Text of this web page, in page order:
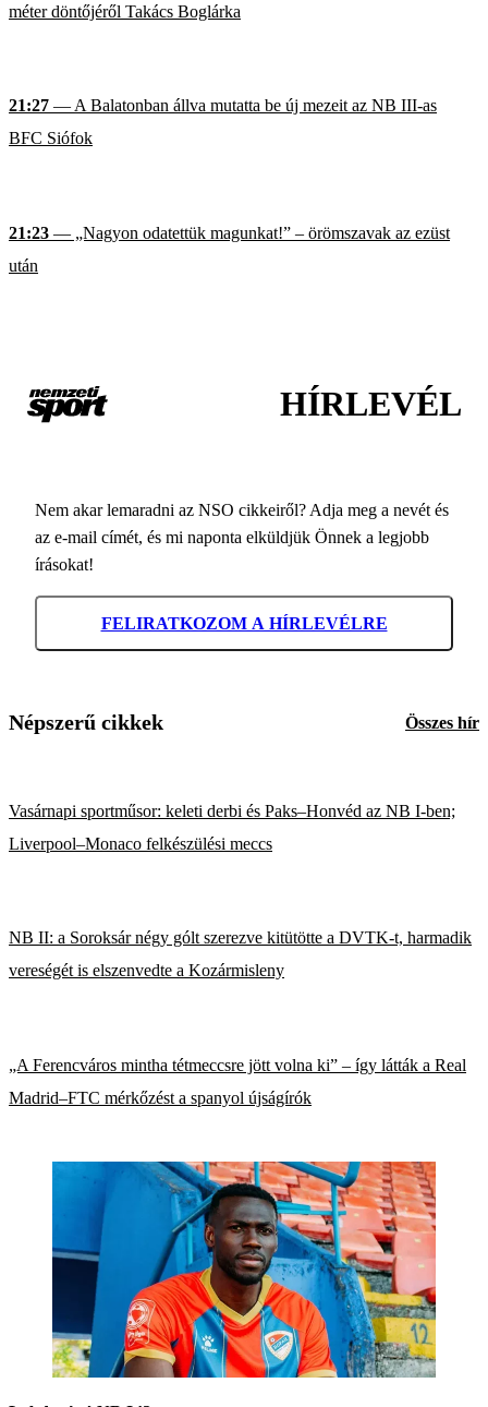
méter döntőjéről Takács Boglárka
21:27 — A Balatonban állva mutatta be új mezeit az NB III-as
BFC Siófok
21:23 — „Nagyon odatettük magunkat!” – örömszavak az ezüst
után
HÍRLEVÉL
Nem akar lemaradni az NSO cikkeiről? Adja meg a nevét és
az e-mail címét, és mi naponta elküldjük Önnek a legjobb
írásokat!
FELIRATKOZOM A HÍRLEVÉLRE
Népszerű cikkek Összes hír
Vasárnapi sportműsor: keleti derbi és Paks–Honvéd az NB I-ben;
Liverpool–Monaco felkészülési meccs
NB II: a Soroksár négy gólt szerezve kitütötte a DVTK-t, harmadik
vereségét is elszenvedte a Kozármisleny
„A Ferencváros mintha tétmeccsre jött volna ki” – így látták a Real
Madrid–FTC mérkőzést a spanyol újságírók